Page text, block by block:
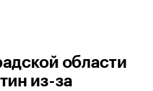
области
из-за